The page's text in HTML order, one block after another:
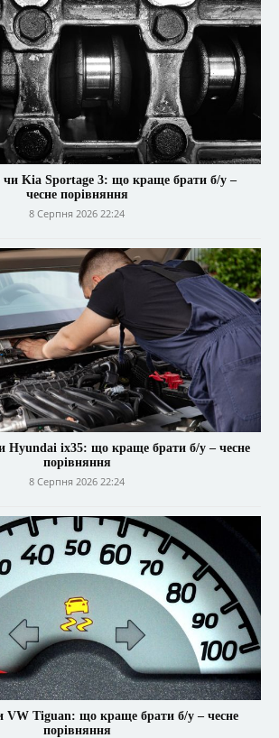
чи Kia Sportage 3: що краще брати б/у –
чесне порівняння
8 Серпня 2026 22:24
Hyundai ix35: що краще брати б/у – чесне
порівняння
8 Серпня 2026 22:24
VW Tiguan: що краще брати б/у – чесне
порівняння